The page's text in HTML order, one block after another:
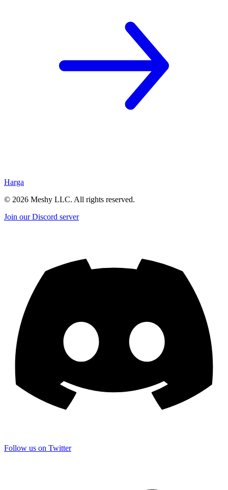
Harga
© 2026 Meshy LLC. All rights reserved.
Join our Discord server
Follow us on Twitter